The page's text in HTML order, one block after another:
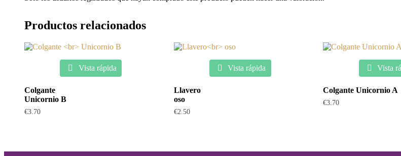
Productos relacionados
Vista rápida
Colgante
Unicornio B
€3.70
Vista rápida
Llavero
oso
€2.50
Vista
Colgante Unicornio A
€3.70